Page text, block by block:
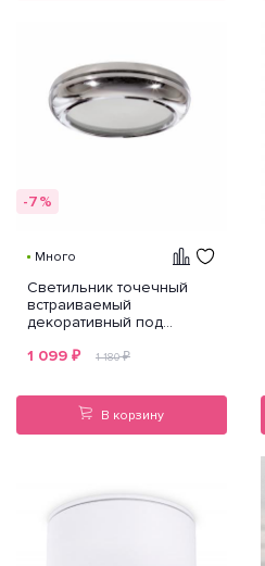
-7%
Много
Светильник точечный
встраиваемый
декоративный под
или LED лампы Piano mini
1 099 ₽ 1 180₽
В корзину